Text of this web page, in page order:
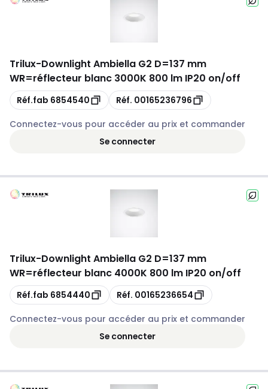
Trilux-Downlight Ambiella G2 D=137 mm
WR=réflecteur blanc 3000K 800 lm IP20 on/off
Copie
Réf.fab 6854540 Copie
Réf. 00165236796
Connectez-vous pour accéder au prix et commander
Se connecter
Trilux-Downlight Ambiella G2 D=137 mm
WR=réflecteur blanc 4000K 800 lm IP20 on/off
Copie
Réf.fab 6854440 Copie
Réf. 00165236654
Connectez-vous pour accéder au prix et commander
Se connecter